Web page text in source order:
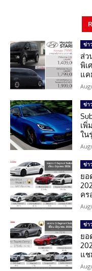
ข่า
ส่ว
พิเ
แค
ข่า
เพิ่
ใน
ข่า
ยอ
คร
ข่า
ยอ
แ